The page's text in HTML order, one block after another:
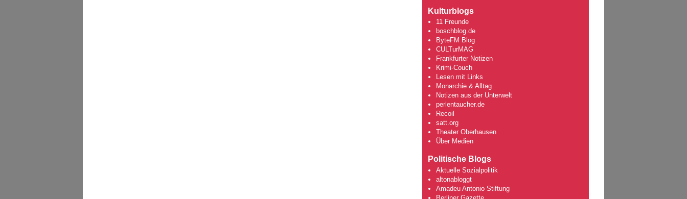
Kulturblogs
11 Freunde
boschblog.de
ByteFM Blog
CULTurMAG
Frankfurter Notizen
Krimi-Couch
Lesen mit Links
Monarchie & Alltag
Notizen aus der Unterwelt
perlentaucher.de
Recoil
satt.org
Theater Oberhausen
Über Medien
Politische Blogs
Aktuelle Sozialpolitik
altonabloggt
Amadeu Antonio Stiftung